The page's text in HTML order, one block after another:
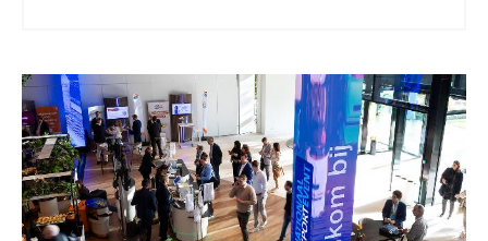
over
actuele
exportthema’s